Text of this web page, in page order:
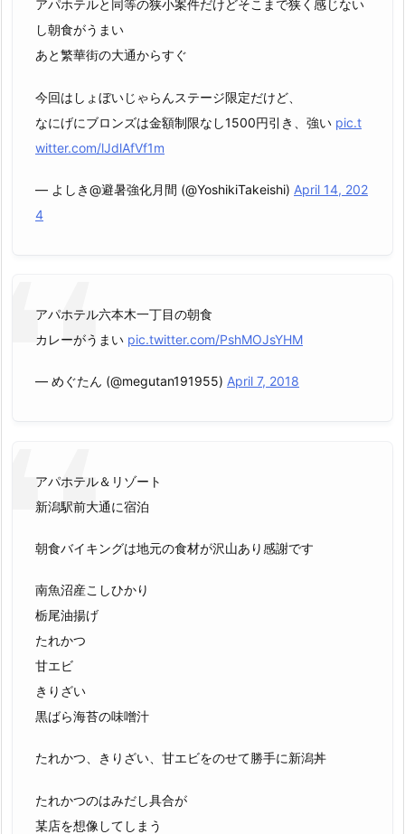
アパホテルと同等の狭小案件だけどそこまで狭く感じない
し朝食がうまい
あと繁華街の大通からすぐ
今回はしょぼいじゃらんステージ限定だけど、
なにげにブロンズは金額制限なし1500円引き、強い pic.t
witter.com/lJdlAfVf1m
— よしき@避暑強化月間 (@YoshikiTakeishi) April 14, 202
4
アパホテル六本木一丁目の朝食
カレーがうまい pic.twitter.com/PshMOJsYHM
— めぐたん (@megutan191955) April 7, 2018
アパホテル＆リゾート
新潟駅前大通に宿泊
朝食バイキングは地元の食材が沢山あり感謝です
南魚沼産こしひかり
栃尾油揚げ
たれかつ
甘エビ
きりざい
黒ばら海苔の味噌汁
たれかつ、きりざい、甘エビをのせて勝手に新潟丼
たれかつのはみだし具合が
某店を想像してしまう